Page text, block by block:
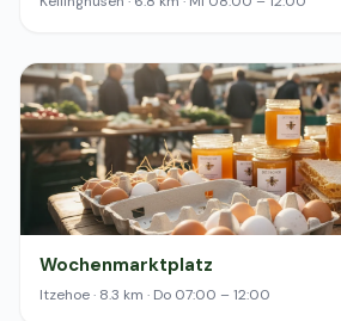
Wochenmarktplatz
Itzehoe · 8.3 km · Do 07:00 – 12:00